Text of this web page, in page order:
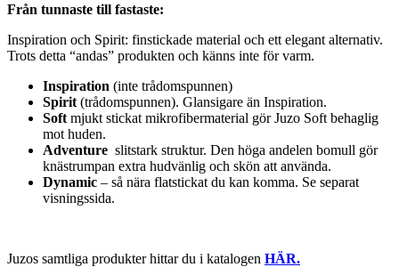
Från tunnaste till fastaste:
Inspiration och Spirit: finstickade material och ett elegant alternativ.
Trots detta “andas” produkten och känns inte för varm.
Inspiration (inte trådomspunnen)
Spirit (trådomspunnen). Glansigare än Inspiration.
Soft mjukt stickat mikrofibermaterial gör Juzo Soft behaglig
mot huden.
Adventure slitstark struktur. Den höga andelen bomull gör
knästrumpan extra hudvänlig och skön att använda.
Dynamic – så nära flatstickat du kan komma. Se separat
visningssida.
Juzos samtliga produkter hittar du i katalogen HÄR.